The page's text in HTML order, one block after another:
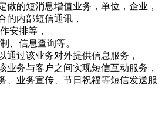
做的短消息增值业务，单位，企业，
的内部短信通讯，
安排等，
、信息查询等。
通过该业务对外提供信息服务，
业务与客户之间实现短信互动服务，
、业务宣传、节日祝福等短信发送服